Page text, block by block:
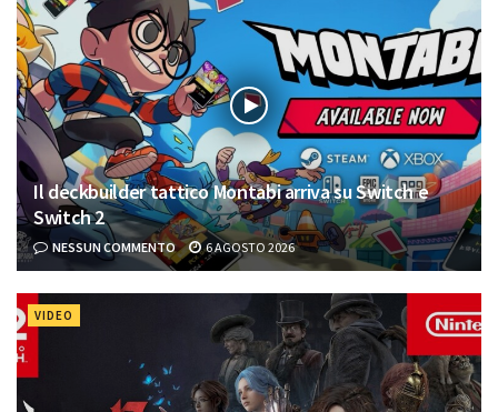
Il deckbuilder tattico Montabi arriva su Switch e
Switch 2
NESSUN COMMENTO 6 AGOSTO 2026
VIDEO